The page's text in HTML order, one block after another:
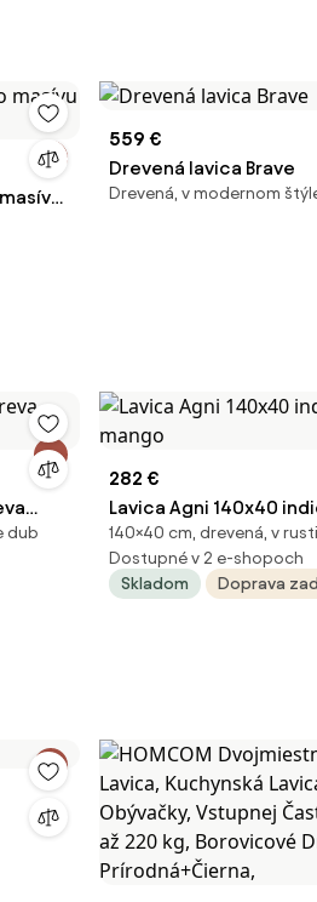
559 €
Drevená lavica Brave
Drevená, v modernom
dub
282 €
Lavica Agni 140x40
mango
140×40 cm, drevená, v
Dostupné v 2 e-shopoch
Skladom
Doprava